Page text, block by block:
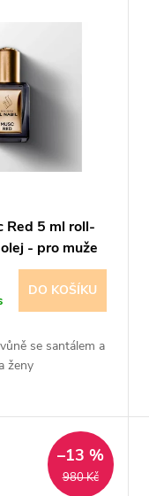
Red 5 ml roll-
- pro muže
DO KOŠÍKU
se santálem a
ženy
980 Kč
–13 %